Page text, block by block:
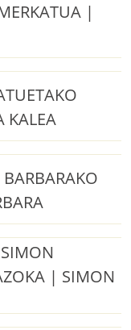
|
KALEA
| SIMON